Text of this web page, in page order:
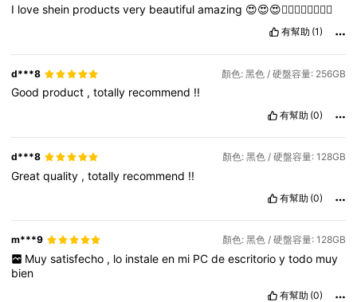
I loveshein productsvery beautifulamazing 😍😍😍❤️‍🔥❤️‍🔥❤️‍🔥❤️‍🔥
有幫助 (1)
d***8 顏色: 黑色 / 硬盤容量: 256GB
Good product ,totally recommend !!
有幫助 (0)
d***8 顏色: 黑色 / 硬盤容量: 128GB
Greatquality ,totally recommend !!
有幫助 (0)
m***9 顏色: 黑色 / 硬盤容量: 128GB
Muy satisfecho , lo instale en mi PC de escritorio y todo muy
bien
有幫助 (0)